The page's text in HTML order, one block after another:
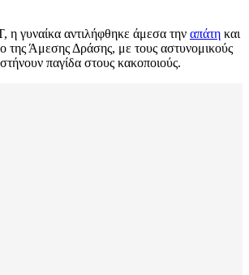
γυναίκα αντιλήφθηκε άμεσα την απάτη και
της Άμεσης Δράσης, με τους αστυνομικούς
παγίδα στους κακοποιούς.